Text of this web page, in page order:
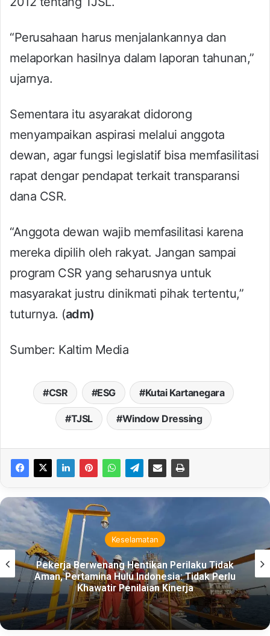
“Perusahaan harus menjalankannya dan
melaporkan hasilnya dalam laporan tahunan,”
ujarnya.
Sementara itu asyarakat didorong
menyampaikan aspirasi melalui anggota
dewan, agar fungsi legislatif bisa memfasilitasi
rapat dengar pendapat terkait transparansi
dana CSR.
“Anggota dewan wajib memfasilitasi karena
mereka dipilih oleh rakyat. Jangan sampai
program CSR yang seharusnya untuk
masyarakat justru dinikmati pihak tertentu,”
tuturnya. (adm)
Sumber: Kaltim Media
CSR ESG Kutai Kartanegara
TJSL Window Dressing
Environment
Permintaan Gedung Bersertifikasi Hijau
Diprediksi Naik, Merujuk Kepatuhan Prinsip
ESG